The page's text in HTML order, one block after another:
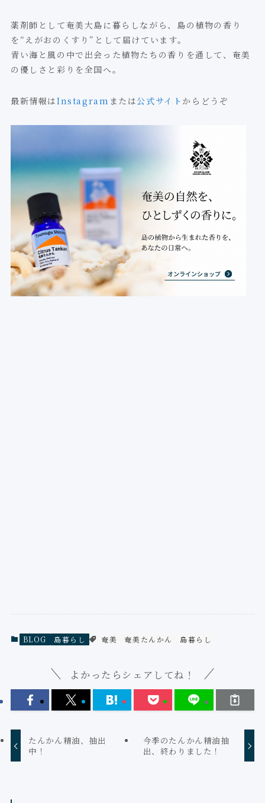
薬剤師として奄美大島に暮らしながら、島の植物の香り
を“えがおのくすり”として届けています。
青い海と風の中で出会った植物たちの香りを通して、奄美
の優しさと彩りを全国へ。
最新情報はInstagram または公式サイト からどうぞ
BLOG 島暮らし 奄美 奄美たんかん 島暮らし
よかったらシェアしてね！
たんかん精油、抽出
中！
今季のたんかん精油抽
出、終わりました！